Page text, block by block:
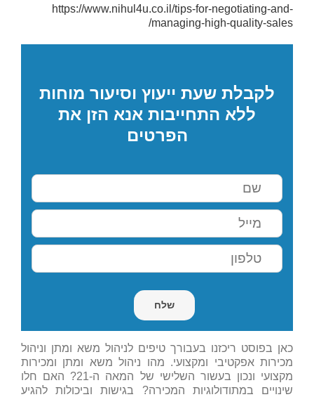
https://www.nihul4u.co.il/tips-for-negotiating-and-
managing-high-quality-sales/
לקבלת שעת ייעוץ וסיעור מוחות
ללא התחייבות אנא הזן את
הפרטים
כאן בפוסט ריכזנו בעבורך טיפים לניהול משא ומתן וניהול
מכירות אפקטיבי ומקצועי. מהו ניהול משא ומתן ומכירות
מקצועי ונכון בעשור השלישי של המאה ה-21? האם חלו
שינויים במתודולוגיות המכירה? בגישות וביכולות להגיע